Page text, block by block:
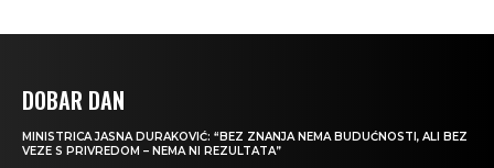
DOBAR DAN
MINISTRICA JASNA DURAKOVIĆ: “BEZ ZNANJA NEMA BUDUĆNOSTI, ALI BEZ
VEZE S PRIVREDOM – NEMA NI REZULTATA”